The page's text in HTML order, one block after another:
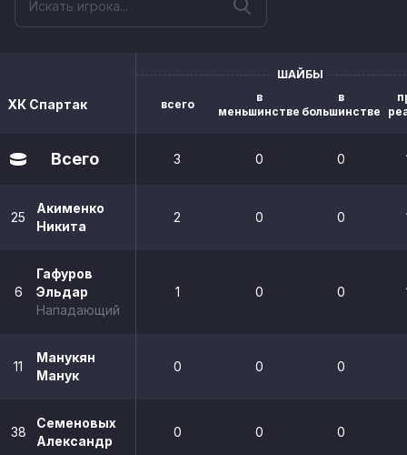
ХК Спартак
ШАЙБЫ
всего
в
меньшинстве
в
большинстве
Всего 3 0 0
25
Акименко
Никита
2 0 0
6
Гафуров
Эльдар
Нападающий
1 0 0
11
Манукян
Манук
0 0 0
38
Семеновых
Александр
0 0 0